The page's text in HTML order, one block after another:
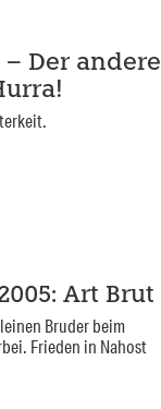
– Der andere
Art Brut
Bruder beim
Frieden in Nahost